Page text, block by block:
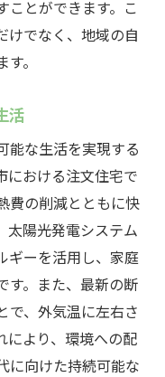
ことができます。こ
けでなく、地域の自
。
活
能な生活を実現する
における注文住宅で
費の削減とともに快
太陽光発電システム
ギーを活用し、家庭
す。また、最新の断
で、外気温に左右さ
により、環境への配
に向けた持続可能な